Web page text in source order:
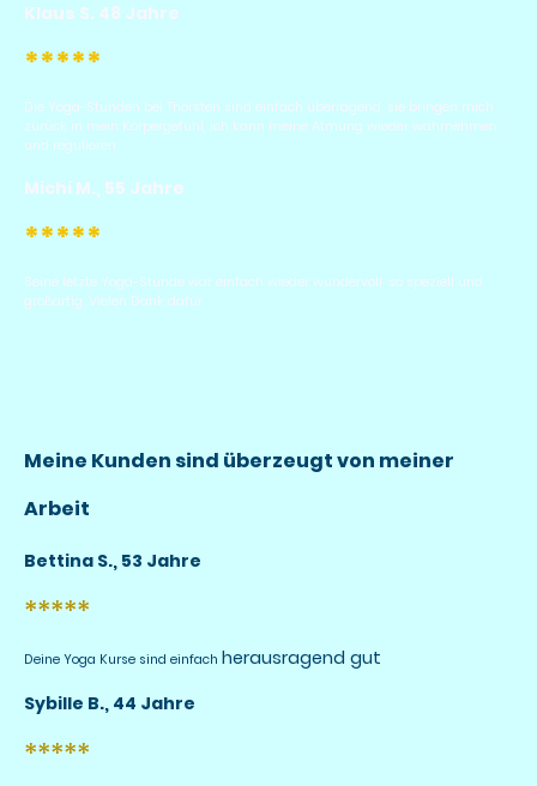
Klaus S. 48 Jahre
*****
Die Yoga-Stunden bei Thorsten sind einfach überragend, sie bringen mich
zurück in mein Körpergefühl, ich kann meine Atmung wieder wahrnehmen
und regulieren
Michi M., 55 Jahre
*****
Seine letzte Yoga-Stunde war einfach wieder wundervoll, so speziell und
großartig. Vielen Dank dafür
Bettina S., 53 Jahre
Meine Kunden sind überzeugt von meiner
Arbeit
*****
Deine Yoga Kurse sind einfach herausragend gut
Sybille B., 44 Jahre
*****